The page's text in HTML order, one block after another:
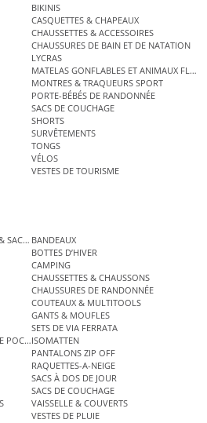
BIKINIS
CASQUETTES & CHAPEAUX
CHAUSSETTES & ACCESSOIRES
CHAUSSURES DE BAIN ET DE NATATION
LYCRAS
MATELAS GONFLABLES ET ANIMAUX
MONTRES & TRAQUEURS SPORT
PORTE-BÉBÉS DE RANDONNÉE
SACS DE COUCHAGE
SHORTS
SURVÊTEMENTS
TONGS
VÉLOS
VESTES DE TOURISME
SACS ÉTANCHES
BANDEAUX
BOTTES D’HIVER
CAMPING
CHAUSSETTES & CHAUSSONS
CHAUSSURES DE RANDONNÉE
COUTEAUX & MULTITOOLS
GANTS & MOUFLES
SETS DE VIA FERRATA
POCHEISOMATTEN
PANTALONS ZIP OFF
RAQUETTES-A-NEIGE
SACS À DOS DE JOUR
SACS DE COUCHAGE
VAISSELLE & COUVERTS
VESTES DE PLUIE